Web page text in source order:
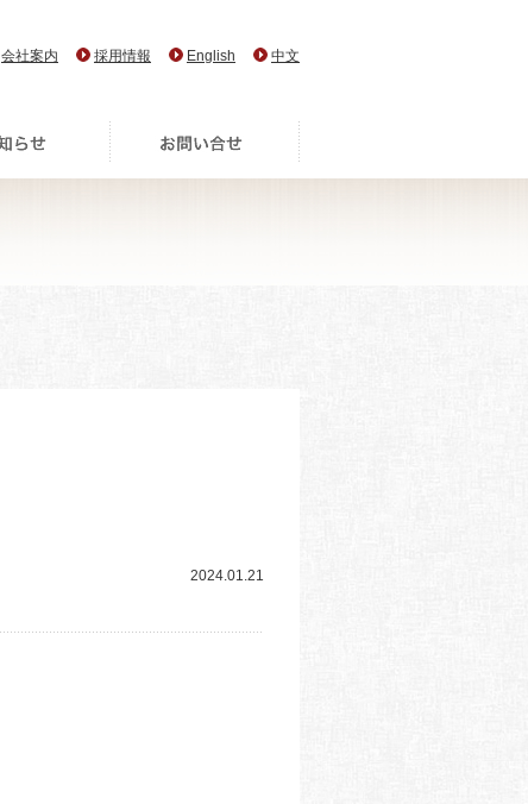
会社案内 採用情報 English 中文
2024.01.21